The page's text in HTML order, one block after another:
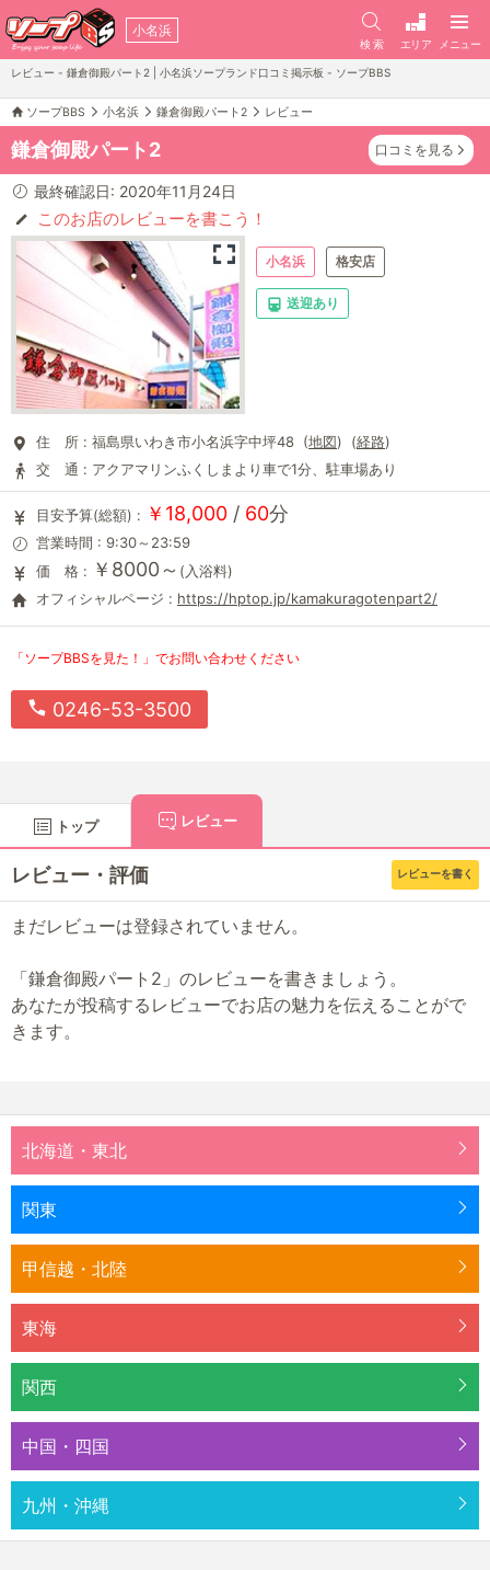
小名浜
検 索 エリア メニュー
レビュー - 鎌倉御殿パート2 | 小名浜ソープランド口コミ掲示板 - ソープBBS
ソープBBS 小名浜 鎌倉御殿パート2 レビュー
鎌倉御殿パート2 口コミを見る
最終確認日: 2020年11月24日
このお店のレビューを書こう！
小名浜 格安店
送迎あり
住 所 : 福島県いわき市小名浜字中坪48 (地図) (経路)
交 通 : アクアマリンふくしまより車で1分、駐車場あり
目安予算(総額) : ￥18,000 / 60分
営業時間 : 9:30～23:59
価 格 : ￥8000～ (入浴料)
オフィシャルページ : https://hptop.jp/kamakuragotenpart2/
「ソープBBSを見た！」でお問い合わせください
0246-53-3500
トップ レビュー
レビュー・評価 レビューを書く
まだレビューは登録されていません。
「鎌倉御殿パート2」のレビューを書きましょう。
あなたが投稿するレビューでお店の魅力を伝えることがで
きます。
北海道・東北
関東
甲信越・北陸
東海
関西
中国・四国
九州・沖縄